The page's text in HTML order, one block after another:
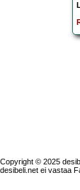
Copyright © 2025
desibeli.net ei vastaa